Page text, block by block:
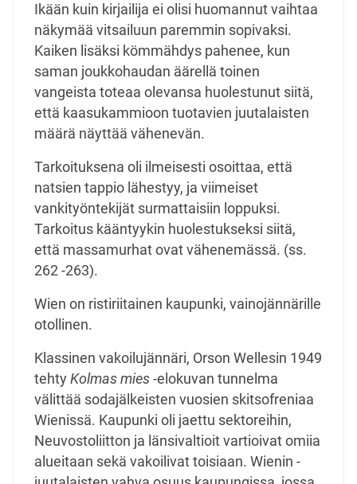
Ikään kuin kirjailija ei olisi huomannut vaihtaa
näkymää vitsailuun paremmin sopivaksi.
Kaiken lisäksi kömmähdys pahenee, kun
saman joukkohaudan äärellä toinen
vangeista toteaa olevansa huolestunut siitä,
että kaasukammioon tuotavien juutalaisten
määrä näyttää vähenevän.
Tarkoituksena oli ilmeisesti osoittaa, että
natsien tappio lähestyy, ja viimeiset
vankityöntekijät surmattaisiin loppuksi.
Tarkoitus kääntyykin huolestukseksi siitä,
että massamurhat ovat vähenemässä. (ss.
262 -263).
Wien on ristiriitainen kaupunki, vainojännärille
otollinen.
Klassinen vakoilujännäri, Orson Wellesin 1949
tehtyKolmas mies-elokuvan tunnelma
välittää sodajälkeisten vuosien skitsofreniaa
Wienissä. Kaupunki oli jaettu sektoreihin,
Neuvostoliitton ja länsivaltioit vartioivat omiia
alueitaan sekä vakoilivat toisiaan. Wienin -